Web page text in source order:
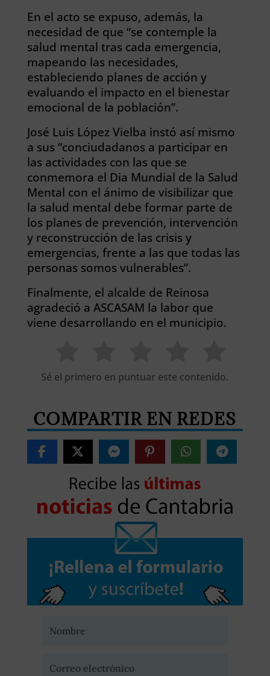
En el acto se expuso, además, la
necesidad de que “se contemple la
salud mental tras cada emergencia,
mapeando las necesidades,
estableciendo planes de acción y
evaluando el impacto en el bienestar
emocional de la población”.
José Luis López Vielba instó así mismo
a sus “conciudadanos a participar en
las actividades con las que se
conmemora el Dia Mundial de la Salud
Mental con el ánimo de visibilizar que
la salud mental debe formar parte de
los planes de prevención, intervención
y reconstrucción de las crisis y
emergencias, frente a las que todas las
personas somos vulnerables”.
Finalmente, el alcalde de Reinosa
agradeció a ASCASAM la labor que
viene desarrollando en el municipio.
Sé el primero en puntuar este contenido.
COMPARTIR EN REDES